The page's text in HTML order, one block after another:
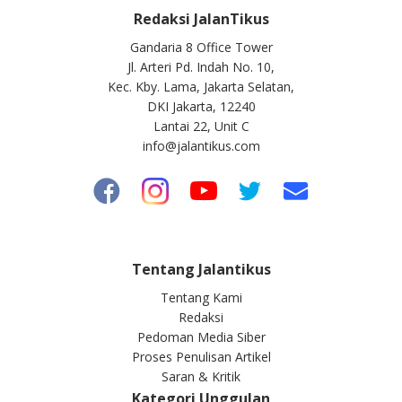
Redaksi JalanTikus
Gandaria 8 Office Tower
Jl. Arteri Pd. Indah No. 10,
Kec. Kby. Lama, Jakarta Selatan,
DKI Jakarta, 12240
Lantai 22, Unit C
info@jalantikus.com
Tentang Jalantikus
Tentang Kami
Redaksi
Pedoman Media Siber
Proses Penulisan Artikel
Saran & Kritik